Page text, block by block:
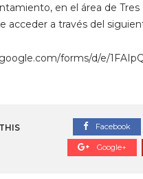
en el área de Tres
acceder a través del
forms/d/e/
Facebook
Google+